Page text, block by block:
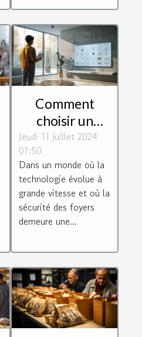
Comment
choisir un
système
d'alarme
respectueux de
la vie privée
Jeudi 11 juillet 2024
01:50
Dans un monde où la
technologie évolue à
grande vitesse et où la
sécurité des foyers
demeure une...